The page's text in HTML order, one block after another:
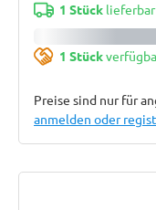
1 Stücklieferbar
1 Stück
Preise sind nur für
anmelden oder